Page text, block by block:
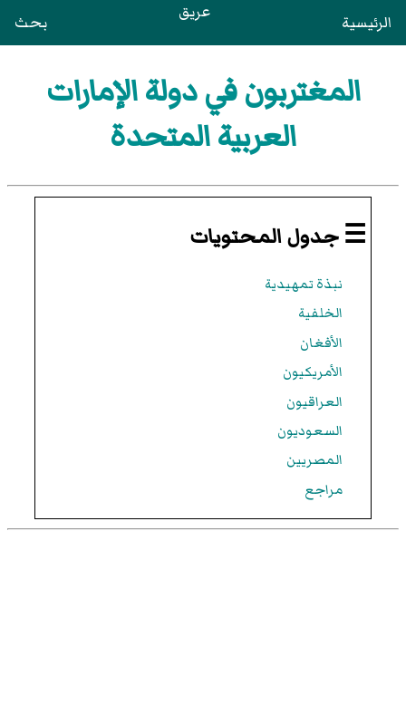
الرئيسية عريق بحث
المغتربون في دولة الإمارات
العربية المتحدة
☰ جدول المحتويات
نبذة تمهيدية
الخلفية
الأفغان
الأمريكيون
العراقيون
السعوديون
المصريين
مراجع